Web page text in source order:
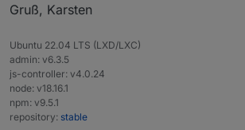
Gruß, Karsten
Ubuntu 22.04 LTS (LXD/LXC)
admin: v6.3.5
js-controller: v4.0.24
node: v18.16.1
npm: v9.5.1
repository: stable